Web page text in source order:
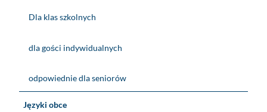
Dla klas szkolnych
dla gości indywidualnych
odpowiednie dla seniorów
Języki obce